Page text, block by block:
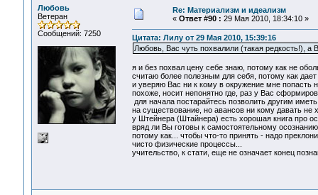
Любовь
Ветеран
Сообщений: 7250
Re: Материализм и идеализм
« Ответ #90 : 29 Мая 2010, 18:34:10 »
Цитата: Лилу от 29 Мая 2010, 15:39:16
Любовь, Вас чуть похвалили (такая редкость!), а
я и без похвал цену себе знаю, потому как не
считаю более полезным для себя, потому как
и уверяю Вас ни к кому в окружение мне
похоже, носит непонятно где, раз у Вас
для начала постарайтесь позволить другим
на существование, но авансов ни кому давать не
у Штейнера (Штайнера) есть хорошая книга про
вряд ли Вы готовы к самостоятельному
потому как... чтобы что-то принять - надо
чисто физические процессы...
учительство, к стати, еще не означает конец